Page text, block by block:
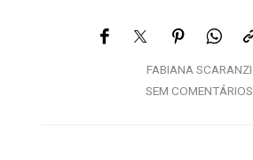
FABIANA SCARANZI
SEM COMENTÁRIOS